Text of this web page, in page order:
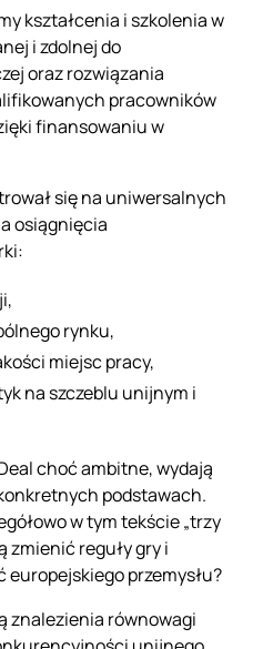
kształcenia i szkolenia w
i zdolnej do
oraz rozwiązania
pracowników
finansowaniu w
się na uniwersalnych
osiągnięcia
rynku,
miejsc pracy,
na szczeblu unijnym i
choć ambitne, wydają
podstawach.
w tym tekście „trzy
zmienić reguły gry i
przemysłu?
znalezienia równowagi